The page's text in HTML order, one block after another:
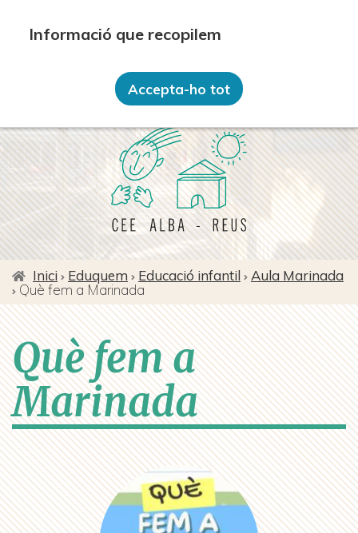
contingut
Fil
d'ariadna
Inici Eduquem Educació infantil
Aula Marinada
Què fem a Marinada
Què fem a
Marinada
amb les següents finalitats: Funcionalitat, Analítica.
Canviar preferències
Accepta-ho tot